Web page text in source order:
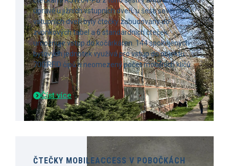
úpravě u jižních vstupních dveří, u šesti severních
vstupních dveří byly čtečky zabudovány do
zvonkových tabel a 6 standardních čteček
umožnuje vstup do kočárkáren. 144 spokojených
bytových jednotek využívá pro vstup do objektu
700 RFID čipů a neomezený počet mobilních klíčů.
Číst více
ČTEČKY MOBILEACCESS V POBOČKÁCH